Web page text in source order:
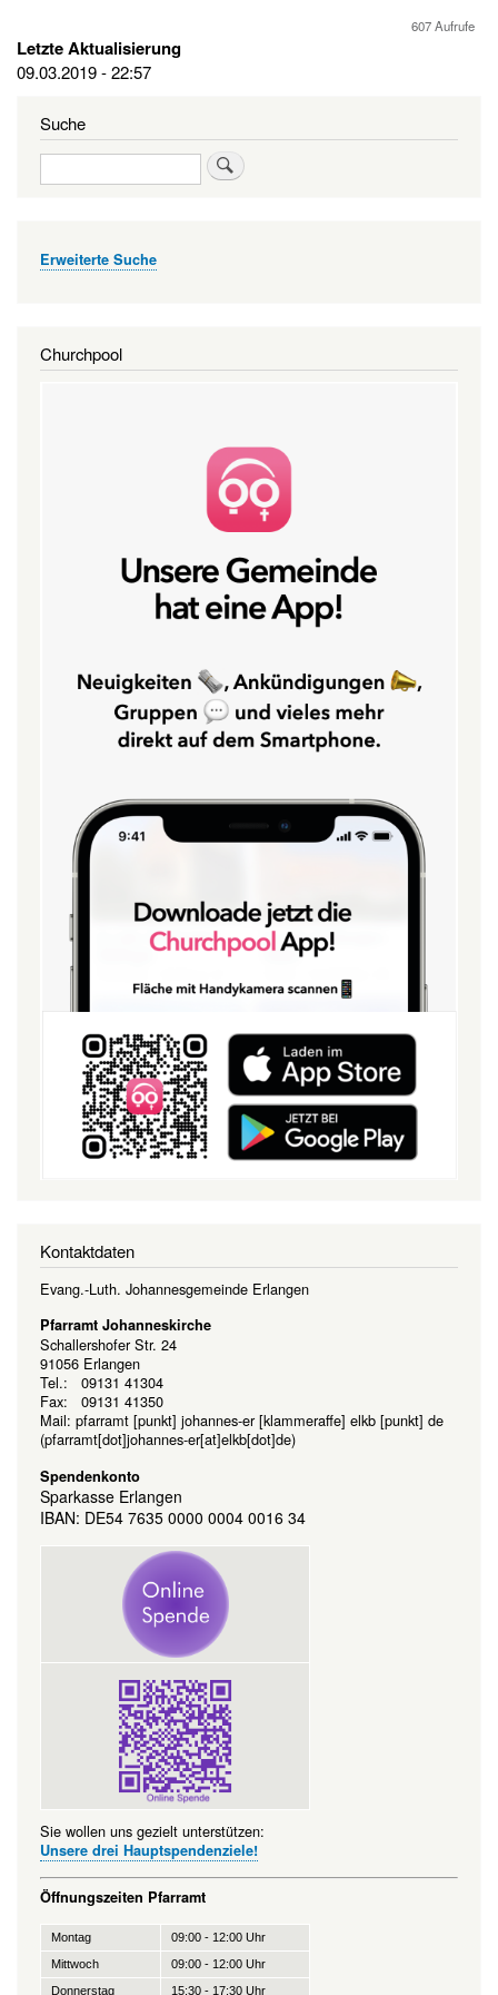
607 Aufrufe
Letzte Aktualisierung
09.03.2019 - 22:57
Suche
Suche
Erweiterte Suche
Churchpool
Kontaktdaten
Evang.-Luth. Johannesgemeinde Erlangen
Pfarramt Johanneskirche
Schallershofer Str. 24
91056 Erlangen
Tel.: 09131 41304
Fax: 09131 41350
Mail: pfarramt [punkt] johannes-er [klammeraffe] elkb [punkt] de
(pfarramt[dot]johannes-er[at]elkb[dot]de)
Spendenkonto
Sparkasse Erlangen
IBAN: DE54 7635 0000 0004 0016 34
Sie wollen uns gezielt unterstützen:
Unsere drei Hauptspendenziele!
Öffnungszeiten Pfarramt
Montag
09:00 - 12:00 Uhr
Mittwoch
09:00 - 12:00 Uhr
Donnerstag
15:30 - 17:30 Uhr